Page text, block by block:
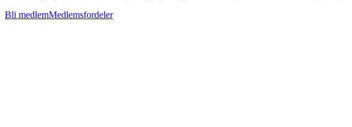
Bli medlemMedlemsfordeler